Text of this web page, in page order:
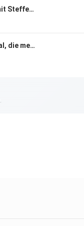
[SOUL TALK] Wertekonflikt | mit Steffen Kirchner
6 Learnings vom SEOM Festival, die mein Leben nachhaltig inspiriert haben